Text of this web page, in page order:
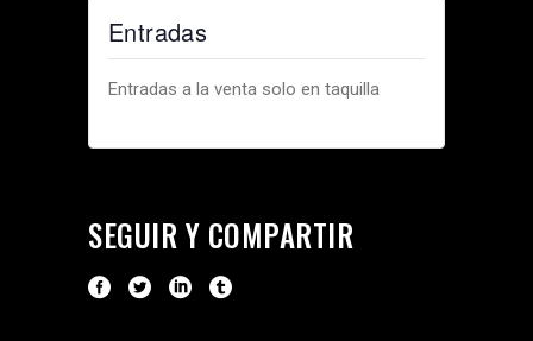
Entradas
Entradas a la venta solo en taquilla
SEGUIR Y COMPARTIR